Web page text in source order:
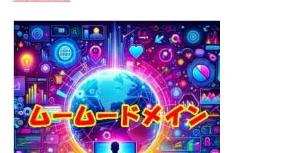
後
の
対
応
方
法
about
ム
ー
ム
ー
ド
メ
イ